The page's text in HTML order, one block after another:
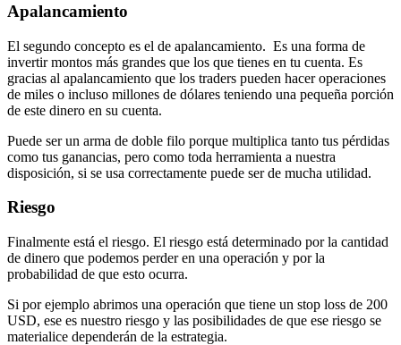
Apalancamiento
El segundo concepto es el de apalancamiento. Es una forma de
invertir montos más grandes que los que tienes en tu cuenta. Es
gracias al apalancamiento que los traders pueden hacer operaciones
de miles o incluso millones de dólares teniendo una pequeña porción
de este dinero en su cuenta.
Puede ser un arma de doble filo porque multiplica tanto tus pérdidas
como tus ganancias, pero como toda herramienta a nuestra
disposición, si se usa correctamente puede ser de mucha utilidad.
Riesgo
Finalmente está el riesgo. El riesgo está determinado por la cantidad
de dinero que podemos perder en una operación y por la
probabilidad de que esto ocurra.
Si por ejemplo abrimos una operación que tiene un stop loss de 200
USD, ese es nuestro riesgo y las posibilidades de que ese riesgo se
materialice dependerán de la estrategia.